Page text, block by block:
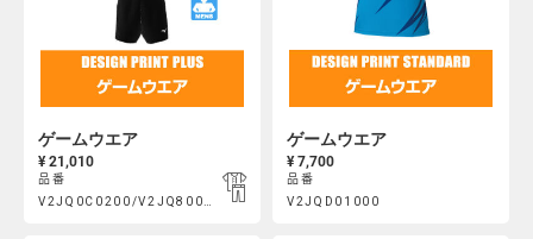
ゲームウエア
¥ 21,010
Product
品番
V2JQ0C0200/V2JQ800100
ゲームウエア
¥ 7,700
Product
品番
V2JQD01000